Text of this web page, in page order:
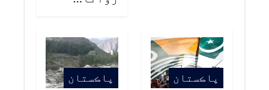
پاڪستان پاڪستان